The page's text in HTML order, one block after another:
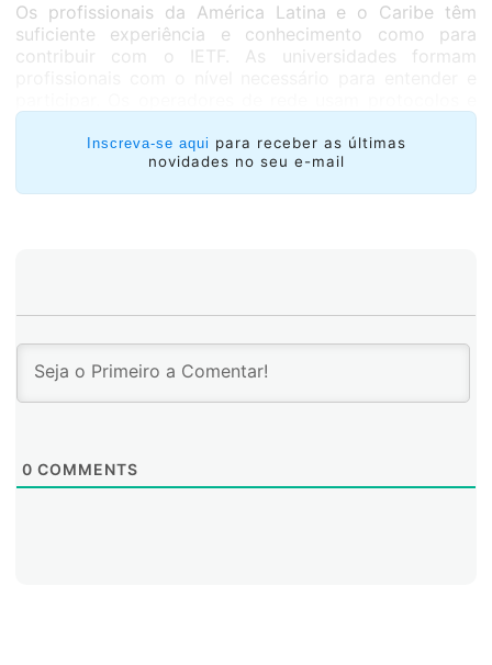
Os profissionais da América Latina e o Caribe têm
suficiente experiência e conhecimento como para
contribuir com o IETF. As universidades formam
equipamentos que estão no topo a nível mundial.
Inscreva-se aqui para receber as últimas
novidades no seu e-mail
0 COMMENTS